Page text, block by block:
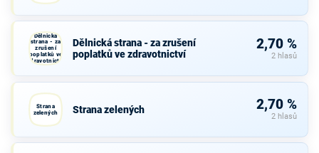
Dělnická
strana - za
zrušení
poplatků ve
zdravotnictví
Dělnická strana - za zrušení
poplatků ve zdravotnictví
2,70 %
2 hlasů
Strana
zelených
Strana zelených 2,70 %
2 hlasů